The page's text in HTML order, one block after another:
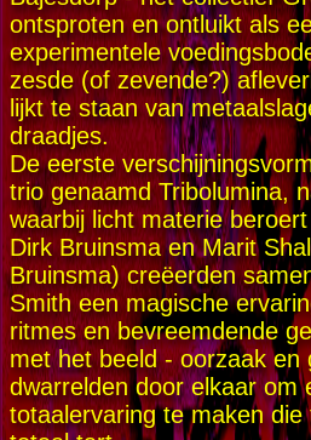
ontsproten en ontluikt als
experimentele
zesde (of zevende?)
lijkt te staan van
draadjes.
De eerste
trio genaamd Tribolumina,
waarbij licht materie
Dirk Bruinsma en Marit
Bruinsma) creëerden
Smith een magische
ritmes en bevreemdende
met het beeld - oorzaak en
dwarrelden door elkaar om
totaalervaring te maken die